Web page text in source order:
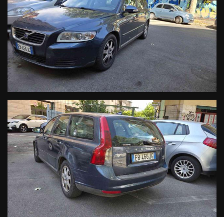
NOTA BENE : LA DOTAZIONE TECNICA E GLI ACCESSORI INDICATI
NEL PRESENTE ANNUNCIO POTREBBERO NON COINCIDERE CON
L'EFFETTIVO EQUIPAGGIAMENTO DEL VEICOLO A CAUSA DELLA
NON UNIFORMITA DEI DATI PUBBLICATI DAI DIVERSI PORTALI .
CI SCUSIAMO PER L'INCONVENIENTE E VI INVITIAMO A
VERIFICARE LE CARATTERISTICHE DELLO SPECIFICO VEICOLO .
DECLINIAMO OGNI RESPONSABILITA PER EVENTUALI
INCONGRUENZE , CHE NON RAPPRESENTANO IN ALCUN MODO
UN IMPEGNO CONTRATTUALE